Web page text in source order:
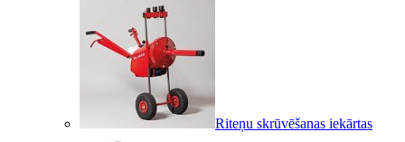
Riteņu skrūvēšanas iekārtas